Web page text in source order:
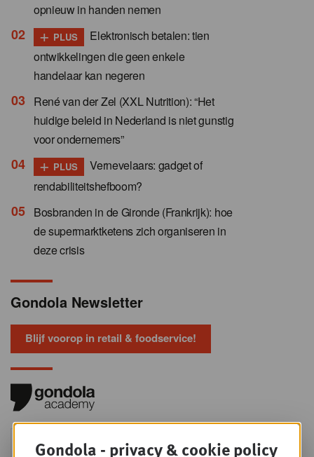
opnieuw in handen nemen
+ PLUS
Elektronisch betalen: tien
ontwikkelingen die geen enkele
handelaar kan negeren
René van der Zel (XXL Nutrition): “Het
huidige beleid in Nederland is niet gunstig
voor ondernemers”
+ PLUS
Vernevelaars: gadget of
rendabiliteitshefboom?
Bosbranden in de Gironde (Frankrijk): hoe
de supermarktketens zich organiseren in
deze crisis
Gondola Newsletter
Blijf voorop in retail & foodservice!
WOEGondola - privacy & cookie policy